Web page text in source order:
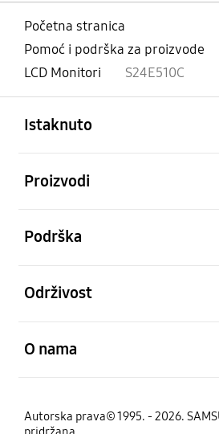
Početna stranica
Pomoć i podrška za proizvode
LCD Monitori
S24E510C
Istaknuto
Proizvodi
Podrška
Održivost
O nama
Autorska prava© 1995. - 2026.